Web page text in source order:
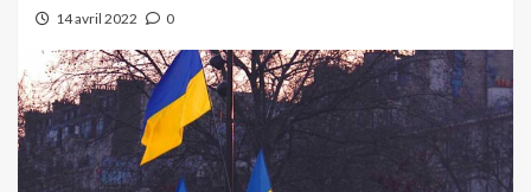
14 avril 2022 0